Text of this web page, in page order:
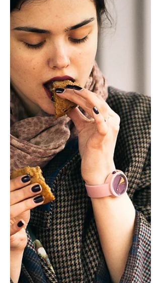
adatto a qualsiasi età e di facile reperibilità.
Contiene una buona quantità di fruttosio,
pectine...